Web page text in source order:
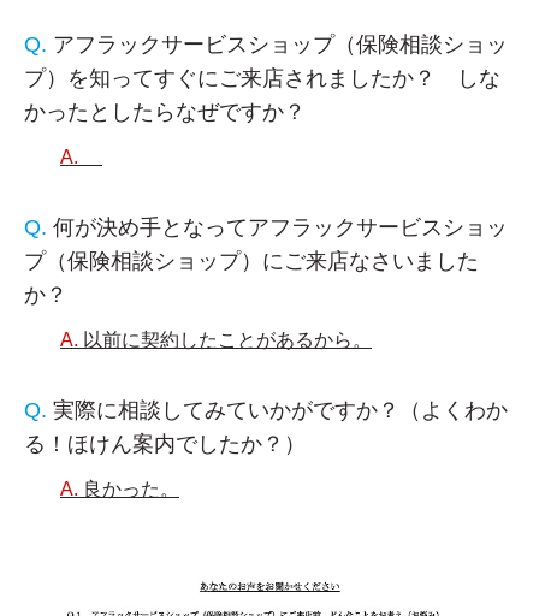
アフラックサービスショップ（保険相談ショッ
プ）を知ってすぐにご来店されましたか？ しな
かったとしたらなぜですか？
何が決め手となってアフラックサービスショッ
プ（保険相談ショップ）にご来店なさいました
か？
以前に契約したことがあるから。
実際に相談してみていかがですか？（よくわか
る！ほけん案内でしたか？）
良かった。